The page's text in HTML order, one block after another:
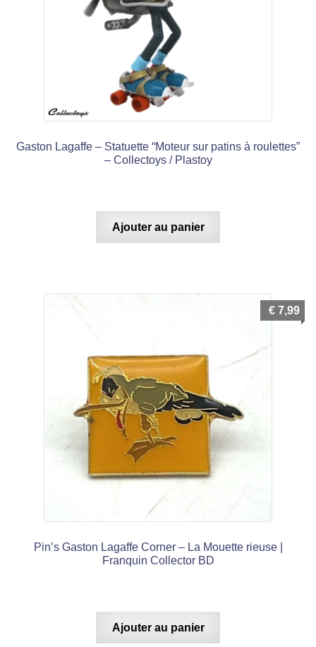
Gaston Lagaffe – Statuette “Moteur sur patins à roulettes”
– Collectoys / Plastoy
Ajouter au panier
Pin’s Gaston Lagaffe Corner – La Mouette rieuse |
Franquin Collector BD
€ 7,99
Ajouter au panier